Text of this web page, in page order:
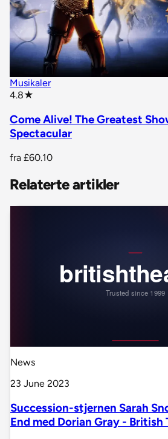
Musikaler
4.8★
Come Alive! The Greatest
Spectacular
fra £60.10
Relaterte artikler
News
23 June 2023
Succession-stjernen Sarah
End med Dorian Gray - British